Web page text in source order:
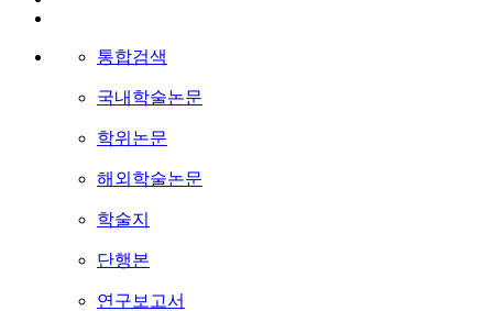
통합검색
국내학술논문
학위논문
해외학술논문
학술지
단행본
연구보고서